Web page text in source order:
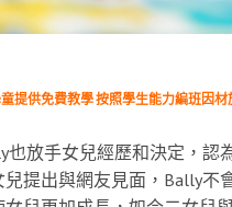
提供免費教學 按照學生能力編班因材
放手女兒經歷和決定，
提出與網友見面，Bally